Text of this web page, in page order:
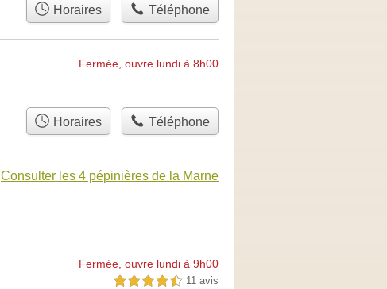
Horaires Téléphone
Fermée, ouvre lundi à 8h00
Horaires Téléphone
Consulter les 4 pépinières de la Marne
Fermée, ouvre lundi à 9h00
4,5 étoiles sur 5 11 avis